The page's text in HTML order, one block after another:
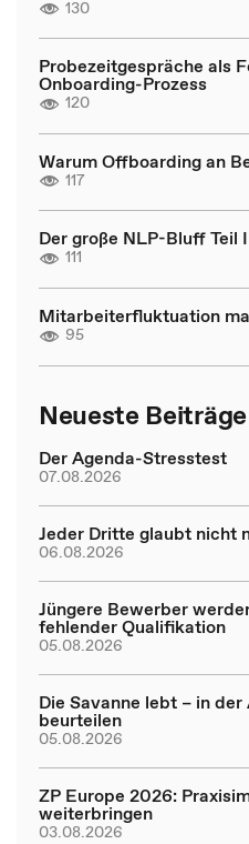
130
Probezeitgespräche als
Onboarding-Prozess
120
Warum Offboarding an
117
Der große NLP-Bluff Teil
111
Mitarbeiterfluktuation
95
Neueste Beiträge
Der Agenda-Stresstest
07.08.2026
Jeder Dritte glaubt nicht
06.08.2026
Jüngere Bewerber
fehlender Qualifikation
05.08.2026
Die Savanne lebt – in
beurteilen
05.08.2026
ZP Europe 2026:
weiterbringen
03.08.2026